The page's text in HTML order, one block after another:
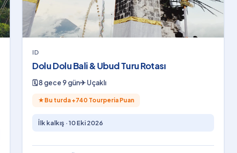
ID
Dolu Dolu Bali & Ubud Turu Rotası
🗓8 gece 9 gün✈Uçaklı
★ Bu turda +740 Tourperia Puan
İlk kalkış ·10 Eki 2026